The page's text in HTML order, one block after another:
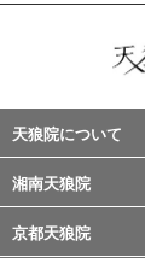
天狼院について
湘南天狼院
京都天狼院